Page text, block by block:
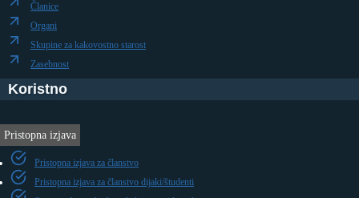
Članice
Organi
Skupine za kakovostno starost
Zasebnost
Koristno
Pristopna izjava
Pristopna izjava za članstvo
Pristopna izjava za članstvo dijaki/študenti